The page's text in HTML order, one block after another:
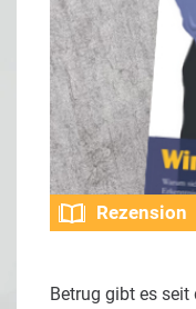
Rezension
Betrug gibt es seit